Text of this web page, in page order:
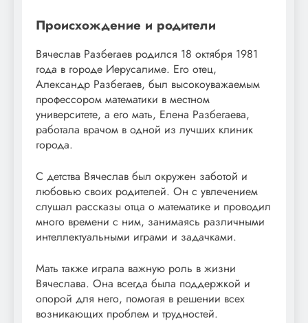
Происхождение и родители
Вячеслав Разбегаев родился 18 октября 1981
года в городе Иерусалиме. Его отец,
Александр Разбегаев, был высокоуважаемым
профессором математики в местном
университете, а его мать, Елена Разбегаева,
работала врачом в одной из лучших клиник
города.
С детства Вячеслав был окружен заботой и
любовью своих родителей. Он с увлечением
слушал рассказы отца о математике и проводил
много времени с ним, занимаясь различными
интеллектуальными играми и задачками.
Мать также играла важную роль в жизни
Вячеслава. Она всегда была поддержкой и
опорой для него, помогая в решении всех
возникающих проблем и трудностей.